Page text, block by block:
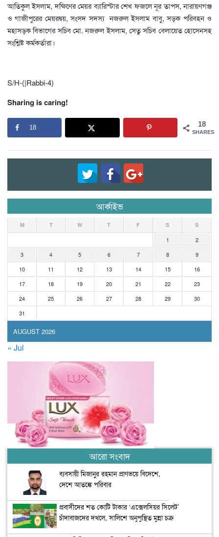
আতিকুল ইসলাম, দক্ষিণের মেয়র ব্যারিস্টার শেখ ফজলে নূর তাপস, নারায়ণগঞ্জ
ও গাজীপুরের মেয়রদ্বয়, সংসদ সদস্য নজরুল ইসলাম বাবু, সড়ক পরিবহন ও
মহাসড়ক বিভাগের সচিব মো. নজরুল ইসলাম, সেতু সচিব বেলায়েত হোসেনসহ
সংশ্লিষ্ট কর্মকর্তারা।
S/H-(|Rabbi-4)
Sharing is caring!
18
SHARES
18
আর্কাইভ
AUGUST 2026
M T W T F S S
1
2
3
4 5 6 7 8
9
10
11 12 13 14 15
16
17
18 19 20 21 22
23
24
25 26 27 28 29
30
31
« Jul
আরো সংবাদ
ব্যবসায়ী মিজানুর রহমান প্রাণভয়ে বিদেশে,
দেশে আতঙ্কে পরিবার
প্রবাসীদের শত কোটি টাকার ‘এক্সেলসিয়র সিলেট’
চাঁদাবাজদের দখলে, সালিশে অনুপুস্থিত মুন্না চক্র